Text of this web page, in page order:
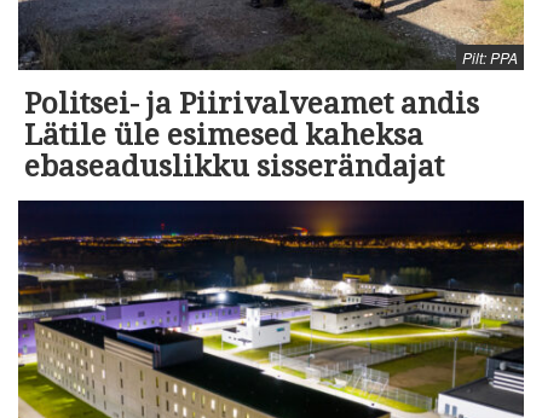
Pilt: PPA
Politsei- ja Piirivalveamet andis
Lätile üle esimesed kaheksa
ebaseaduslikku sisserändajat